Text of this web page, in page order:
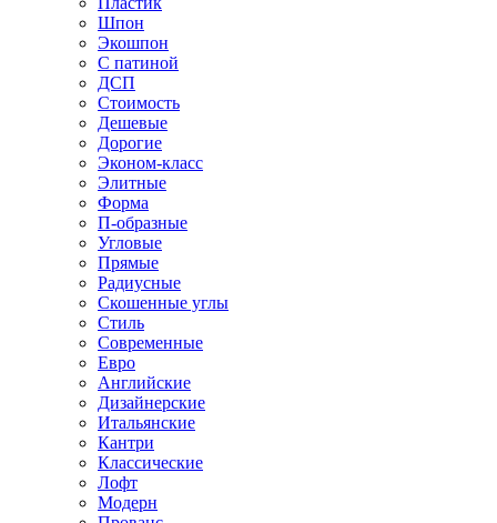
Шпон
Экошпон
С патиной
ДСП
Стоимость
Дешевые
Дорогие
Эконом-класс
Элитные
Форма
П-образные
Угловые
Прямые
Радиусные
Скошенные углы
Стиль
Современные
Евро
Английские
Дизайнерские
Итальянские
Кантри
Классические
Лофт
Модерн